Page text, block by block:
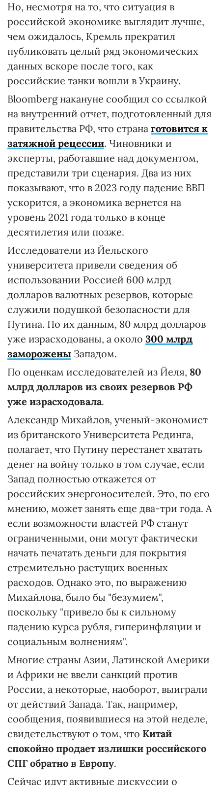
Но, несмотря на то, что ситуация в
российской экономике выглядит лучше,
чем ожидалось, Кремль прекратил
публиковать целый ряд экономических
данных вскоре после того, как
российские танки вошли в Украину.
Bloomberg накануне сообщил со ссылкой
на внутренний отчет, подготовленный для
правительства РФ, что страна готовится к
затяжной рецессии. Чиновники и
эксперты, работавшие над документом,
представили три сценария. Два из них
показывают, что в 2023 году падение ВВП
ускорится, а экономика вернется на
уровень 2021 года только в конце
десятилетия или позже.
Исследователи из Йельского
университета привели сведения об
использовании Россией 600 млрд
долларов валютных резервов, которые
служили подушкой безопасности для
Путина. По их данным, 80 млрд долларов
уже израсходованы, а около 300 млрд
заморожены Западом.
По оценкам исследователей из Йеля, 80
млрд долларов из своих резервов РФ
уже израсходовала.
Александр Михайлов, ученый-экономист
из британского Университета Рединга,
полагает, что Путину перестанет хватать
денег на войну только в том случае, если
Запад полностью откажется от
российских энергоносителей. Это, по его
мнению, может занять еще два-три года. А
если возможности властей РФ станут
ограниченными, они могут фактически
начать печатать деньги для покрытия
стремительно растущих военных
расходов. Однако это, по выражению
Михайлова, было бы "безумием",
поскольку "привело бы к сильному
падению курса рубля, гиперинфляции и
социальным волнениям".
Многие страны Азии, Латинской Америки
и Африки не ввели санкций против
России, а некоторые, наоборот, выиграли
от действий Запада. Так, например,
сообщения, появившиеся на этой неделе,
свидетельствуют о том, что Китай
спокойно продает излишки российского
СПГ обратно в Европу.
Сейчас идут активные дискуссии о